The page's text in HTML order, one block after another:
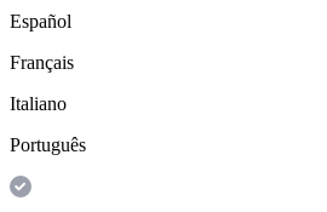
Español
Français
Italiano
Português